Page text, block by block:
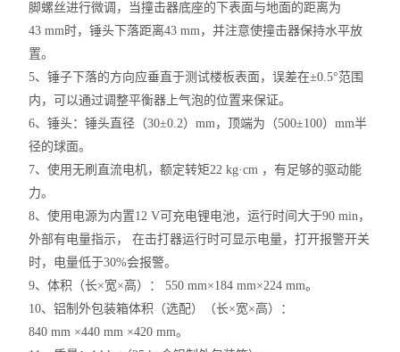
COD测定仪
水质采样器
职业卫生与环境安全检测
吸收管/吸收瓶
扬尘噪声自动监测系统
噪声检测仪
爱华声级计
声级计和噪声测量分析仪
脚螺丝进行微调，当撞击器底座的下表面与地面的距离为
43 mm时，锤头下落距离43 mm，并注意使撞击器保持水平放
置。
5、锤子下落的方向应垂直于测试楼板表面，误差在±0.5°范围
内，可以通过调整平衡器上气泡的位置来保证。
6、锤头：锤头直径（30±0.2）mm，顶端为（500±100）mm半
径的球面。
7、使用无刷直流电机，额定转矩22 kg·cm ，有足够的驱动能
力。
8、使用电源为内置12 V可充电锂电池，运行时间大于90 min，
外部有电量指示， 在击打器运行时可显示电量，打开报警开关
时，电量低于30%会报警。
9、体积（长×宽×高）： 550 mm×184 mm×224 mm。
10、铝制外包装箱体积（选配）（长×宽×高）：
840 mm ×440 mm ×420 mm。